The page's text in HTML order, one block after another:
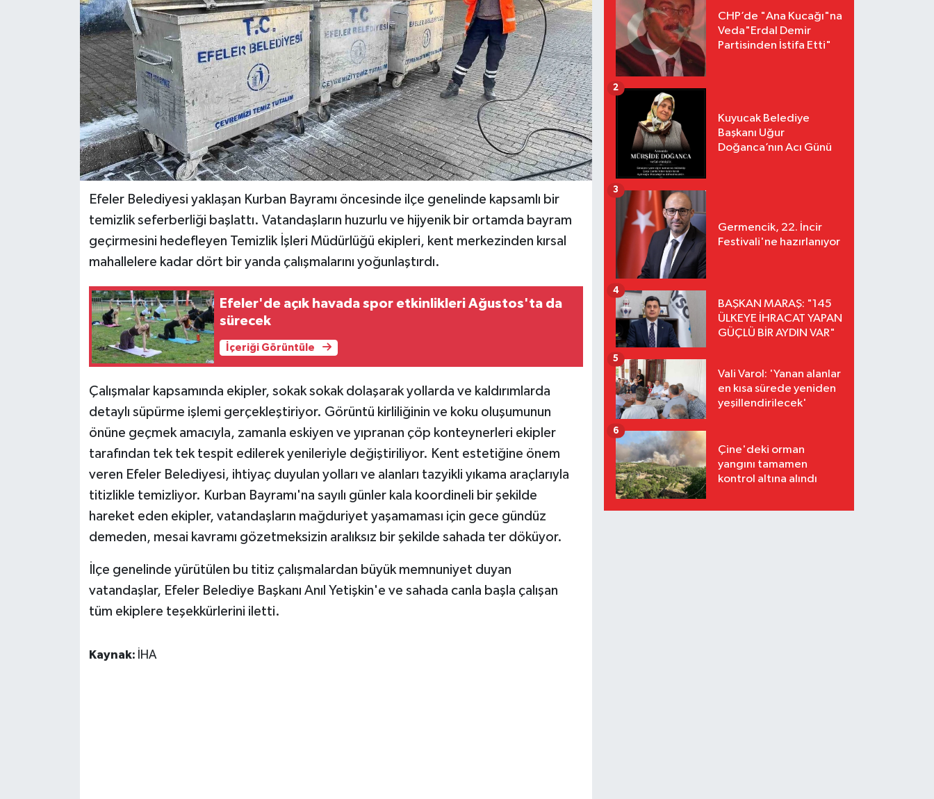
Efeler Belediyesi yaklaşan Kurban Bayramı öncesinde ilçe genelinde kapsamlı bir
temizlik seferberliği başlattı. Vatandaşların huzurlu ve hijyenik bir ortamda bayram
geçirmesini hedefleyen Temizlik İşleri Müdürlüğü ekipleri, kent merkezinden kırsal
mahallelere kadar dört bir yanda çalışmalarını yoğunlaştırdı.
Efeler'de açık havada spor etkinlikleri Ağustos'ta da
sürecek
İçeriği Görüntüle
Çalışmalar kapsamında ekipler, sokak sokak dolaşarak yollarda ve kaldırımlarda
detaylı süpürme işlemi gerçekleştiriyor. Görüntü kirliliğinin ve koku oluşumunun
önüne geçmek amacıyla, zamanla eskiyen ve yıpranan çöp konteynerleri ekipler
tarafından tek tek tespit edilerek yenileriyle değiştiriliyor. Kent estetiğine önem
veren Efeler Belediyesi, ihtiyaç duyulan yolları ve alanları tazyikli yıkama araçlarıyla
titizlikle temizliyor. Kurban Bayramı'na sayılı günler kala koordineli bir şekilde
hareket eden ekipler, vatandaşların mağduriyet yaşamaması için gece gündüz
demeden, mesai kavramı gözetmeksizin aralıksız bir şekilde sahada ter döküyor.
İlçe genelinde yürütülen bu titiz çalışmalardan büyük memnuniyet duyan
vatandaşlar, Efeler Belediye Başkanı Anıl Yetişkin'e ve sahada canla başla çalışan
tüm ekiplere teşekkürlerini iletti.
Kaynak: İHA
CHP’de "Ana Kucağı"na
Veda"Erdal Demir
Partisinden İstifa Etti"
Kuyucak Belediye
Başkanı Uğur
Doğanca’nın Acı Günü
2
Germencik, 22. İncir
Festivali'ne hazırlanıyor
3
BAŞKAN MARAŞ: "145
ÜLKEYE İHRACAT YAPAN
GÜÇLÜ BİR AYDIN VAR"
4
Vali Varol: 'Yanan alanlar
en kısa sürede yeniden
yeşillendirilecek'
5
Çine'deki orman
yangını tamamen
kontrol altına alındı
6